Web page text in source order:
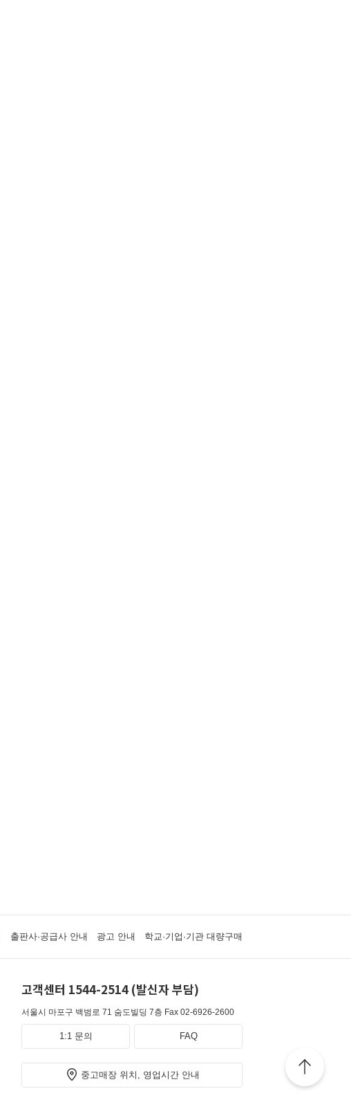
출판사·공급사 안내 광고 안내 학교·기업·기관 대량구매
고객센터 1544-2514 (발신자 부담)
서울시 마포구 백범로 71 숨도빌딩 7층 Fax 02-6926-2600
1:1 문의 FAQ
중고매장 위치, 영업시간 안내